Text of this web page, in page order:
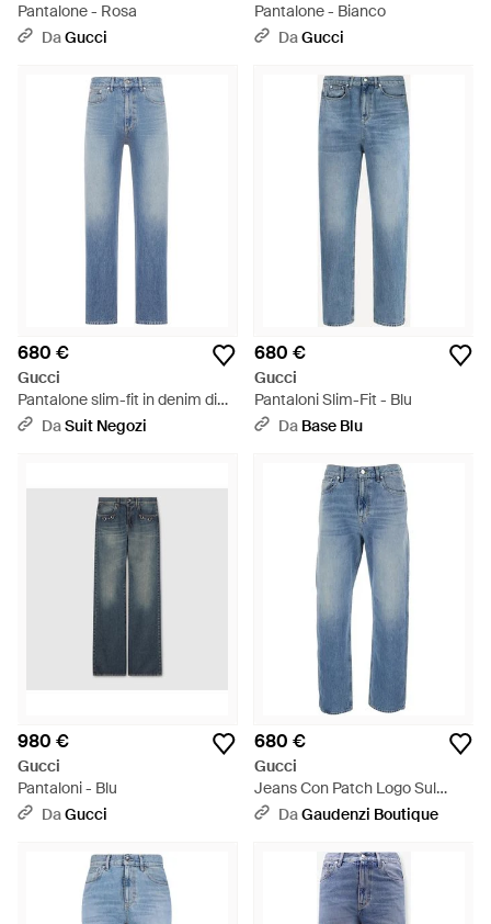
Pantalone - Rosa
DaGucci
Pantalone - Bianco
DaGucci
680 €
Gucci
Pantalone slim-fit in denim di
cotone - Blu
DaSuit Negozi
680 €
Gucci
Pantaloni Slim-Fit - Blu
Da Base Blu
980 €
Gucci
Pantaloni - Blu
DaGucci
680 €
Gucci
Jeans Con Patch Logo Sul
Retro E Passanti Per Cintura -
DaGaudenzi Boutique